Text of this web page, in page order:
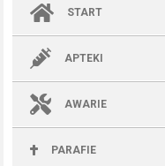
START
APTEKI
AWARIE
PARAFIE